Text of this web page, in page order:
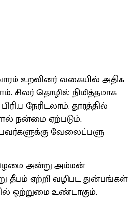
உறவினர் வகையில் அதிக
சிலர் தொழில் நிமித்தமாக
நேரிடலாம். தூரத்தில்
நன்மை ஏற்படும்.
வேலைப்பளு
அன்று அம்மன்
தீபம் ஏற்றி வழிபட துன்பங்கள்
ஒற்றுமை உண்டாகும்.